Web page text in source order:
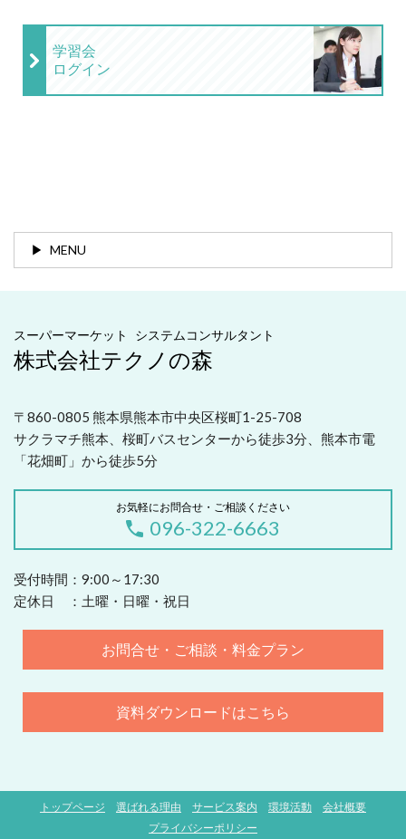
学習会
ログイン
MENU
スーパーマーケット システムコンサルタント
株式会社テクノの森
〒860-0805 熊本県熊本市中央区桜町1-25-708
サクラマチ熊本、桜町バスセンターから徒歩3分、熊本市電
「花畑町」から徒歩5分
お気軽にお問合せ・ご相談ください
096-322-6663
受付時間：9:00～17:30
定休日 ：土曜・日曜・祝日
お問合せ・ご相談・料金プラン
資料ダウンロードはこちら
トップページ 選ばれる理由 サービス案内 環境活動
会社概要
プライバシーポリシー